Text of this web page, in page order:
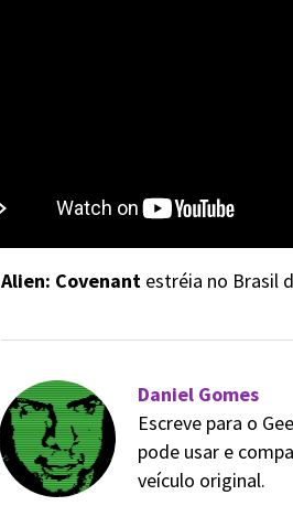
Alien: Covenant estréia no Brasil
Daniel Gomes
Escreve para o
pode usar e
veículo original.